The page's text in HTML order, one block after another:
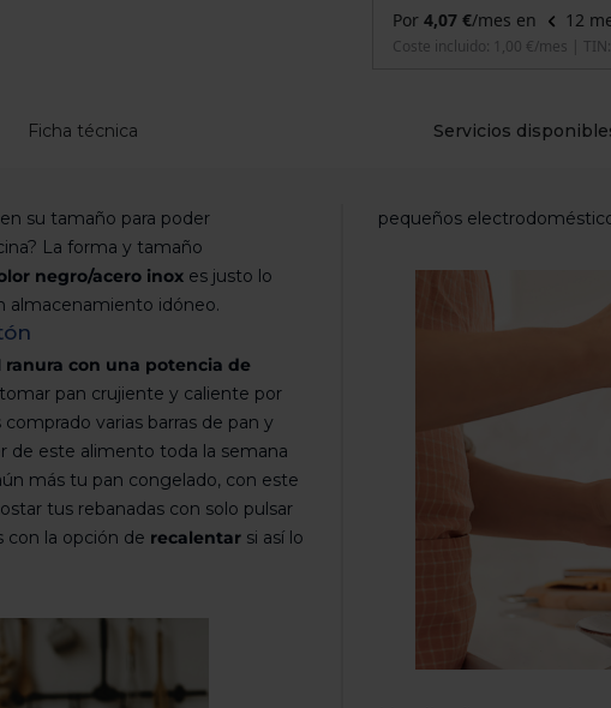
Ficha técnica Servicios
su tamaño para poder
La forma y tamaño
negro/acero inox es justo lo
almacenamiento idóneo.
ranura con una potencia de
pan crujiente y caliente por
varias barras de pan y
de este alimento toda la semana
más tu pan congelado, con este
tus rebanadas con solo pulsar
con la opción de recalentar si así lo
pequeños